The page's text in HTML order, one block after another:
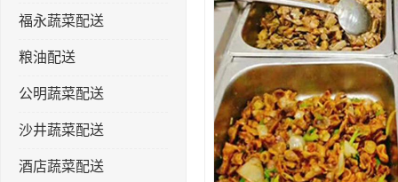
福永蔬菜配送
粮油配送
公明蔬菜配送
沙井蔬菜配送
酒店蔬菜配送